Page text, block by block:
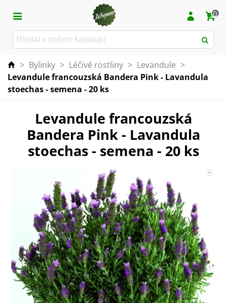
0
> Bylinky > Léčivé rostliny > Levandule >
Levandule francouzská Bandera Pink - Lavandula
stoechas - semena - 20 ks
Levandule francouzská
Bandera Pink - Lavandula
stoechas - semena - 20 ks